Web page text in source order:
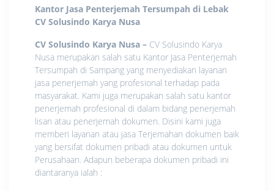
Kantor Jasa Penterjemah Tersumpah di Lebak
CV Solusindo Karya Nusa
CV Solusindo Karya Nusa – CV Solusindo Karya
Nusa merupakan salah satu Kantor Jasa Penterjemah
Tersumpah di Sampang yang menyediakan layanan
jasa penerjemah yang profesional terhadap pada
masyarakat. Kami juga merupakan salah satu kantor
penerjemah profesional di dalam bidang penerjemah
lisan atau penerjemah dokumen. Disini kami juga
memberi layanan atau jasa Terjemahan dokumen baik
yang bersifat dokumen pribadi atau dokumen untuk
Perusahaan. Adapun beberapa dokumen pribadi ini
diantaranya ialah :